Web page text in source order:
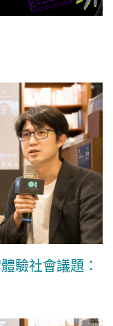
驗社會議題：